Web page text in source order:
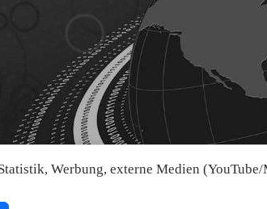
Werbung, externe Medien